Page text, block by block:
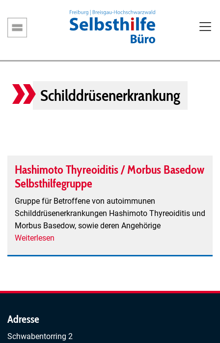
zum
Inhalt
Hauptnavigation
Schilddrüsenerkrankung
Hashimoto Thyreoiditis / Morbus Basedow
Selbsthilfegruppe
Gruppe für Betroffene von autoimmunen
Schilddrüsenerkrankungen Hashimoto Thyreoiditis und
Morbus Basedow, sowie deren Angehörige
Weiterlesen
Adresse
Schwabentorring 2